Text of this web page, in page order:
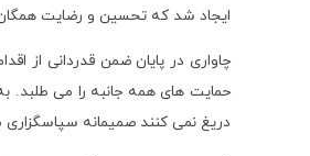
ایجاد شد که تحسین و رضایت
چاواری در پایان ضمن قدردانی از
حمایت های همه جانبه را می طلبد.
دریغ نمی کنند صمیمانه سپاسگزاری